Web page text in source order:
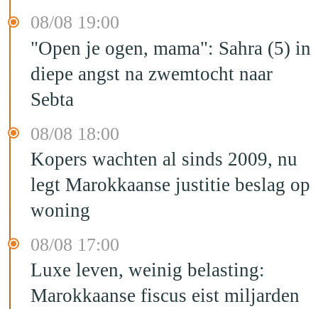
08/08 19:00
"Open je ogen, mama": Sahra (5) in
diepe angst na zwemtocht naar
Sebta
08/08 18:00
Kopers wachten al sinds 2009, nu
legt Marokkaanse justitie beslag op
woning
08/08 17:00
Luxe leven, weinig belasting:
Marokkaanse fiscus eist miljarden